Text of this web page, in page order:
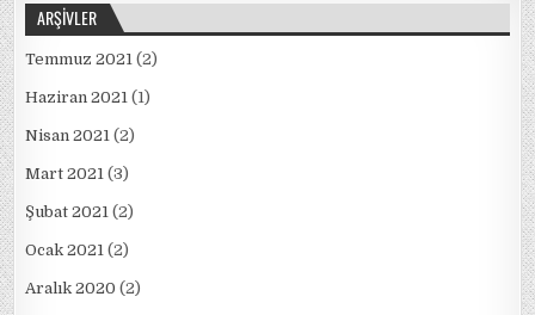
ARŞIVLER
Temmuz 2021 (2)
Haziran 2021 (1)
Nisan 2021 (2)
Mart 2021 (3)
Şubat 2021 (2)
Ocak 2021 (2)
Aralık 2020 (2)